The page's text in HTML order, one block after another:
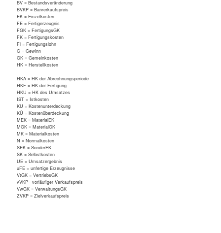
BV = Bestandsveränderung
BVKP = Barverkaufspreis
EK = Einzelkosten
FE = Fertigerzeugnis
FGK = FertigungsGK
FK = Fertigungskosten
Fl = Fertigungslohn
G = Gewinn
GK = Gemeinkosten
HK = Herstellkosten
HKA = HK der Abrechnungsperiode
HKF = HK der Fertigung
HKU = HK des Umsatzes
IST = Istkosten
KU = Kostenunterdeckung
KÜ = Kostenüberdeckung
MEK = MaterialEK
MGK = MaterialGK
MK = Materialkosten
N = Normalkosten
SEK = SonderEK
SK = Selbstkosten
UE = Umsatzergebnis
uFE = unfertige Erzeugnisse
VtGK = VertriebsGK
vVKP= vorläufiger Verkaufspreis
VwGK = VerwaltungsGK
ZVKP = Zielverkaufspreis